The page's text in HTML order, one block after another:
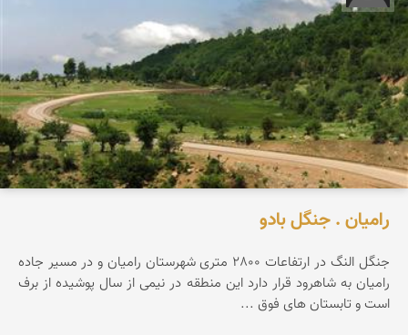
رامیان . جنگل بادو
جنگل النگ در ارتفاعات 2800 متری شهرستان رامیان و در مسیر جاده
رامیان به شاهرود قرار دارد این منطقه در نیمی از سال پوشیده از برف
است و تابستان های فوق ...